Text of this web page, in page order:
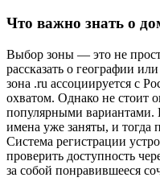
Что важно знать о
Выбор зоны — это не
рассказать о географии
зона .ru ассоциируется с
охватом. Однако не стоит
популярными вариантами.
имена уже заняты, и тогда
Система регистрации
проверить доступность
за собой понравившееся